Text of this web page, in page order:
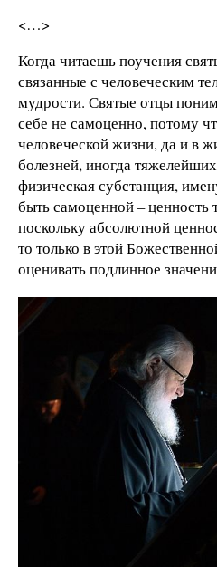
<…>
Когда читаешь поучения
связанные с человеческим
мудрости. Святые отцы
себе не самоценно, потому
человеческой жизни, да и в
болезней, иногда
физическая субстанция,
быть самоценной –
поскольку абсолютной
то только в этой
оценивать подлинное